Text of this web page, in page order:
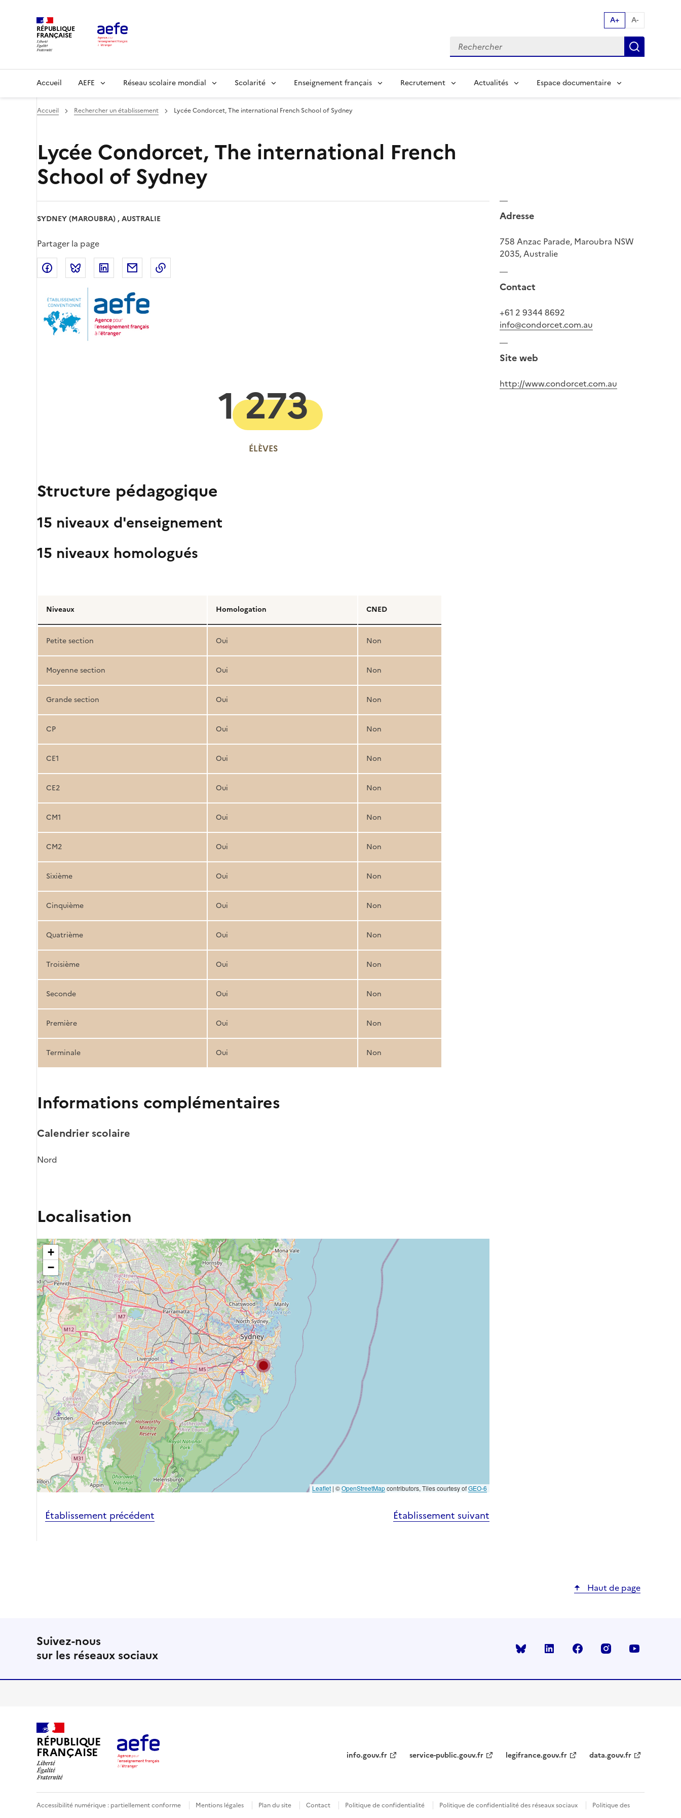
RÉPUBLIQUE
FRANÇAISE
A+ A-
Recherche par mot clés:
Main
navigation
Accueil AEFE Réseau scolaire mondial Scolarité Enseignement français Recrutement Actualités Espace documentaire
Accueil Rechercher un établissement Lycée Condorcet, The international French School of Sydney
Lycée Condorcet, The international French
School of Sydney
SYDNEY (MAROUBRA) , AUSTRALIE
Partager la page
Partager sur Facebook
Partager sur Bluesky
Partager sur LinkedIn
Partager par email
ÉLÈVES
1 273
Structure pédagogique
15 niveaux d'enseignement
15 niveaux homologués
de
la
structure
pédagogique
Niveaux Homologation CNED
Petite section Oui Non
Moyenne section Oui Non
Grande section Oui Non
CP Oui Non
CE1 Oui Non
CE2 Oui Non
CM1 Oui Non
CM2 Oui Non
Sixième Oui Non
Cinquième Oui Non
Quatrième Oui Non
Troisième Oui Non
Seconde Oui Non
Première Oui Non
Terminale Oui Non
Informations complémentaires
Calendrier scolaire
Nord
Localisation
+
−
Leaflet | ©OpenStreetMapcontributors, Tiles courtesy ofGEO-6
Établissement précédent Établissement suivant
Adresse
758 Anzac Parade, Maroubra NSW
2035, Australie
Contact
+61 2 9344 8692
info@condorcet.com.au
Site web
http://www.condorcet.com.au
Haut de page
Suivez-nous
sur les réseaux sociaux
Bluesky linkedin facebook instagram
RÉPUBLIQUE
FRANÇAISE info.gouv.fr service-public.gouv.fr legifrance.gouv.fr data.gouv.fr
Accessibilité numérique : partiellement conforme Mentions légales Plan du site Contact Politique de confidentialité Politique de confidentialité des réseaux sociaux Politique des